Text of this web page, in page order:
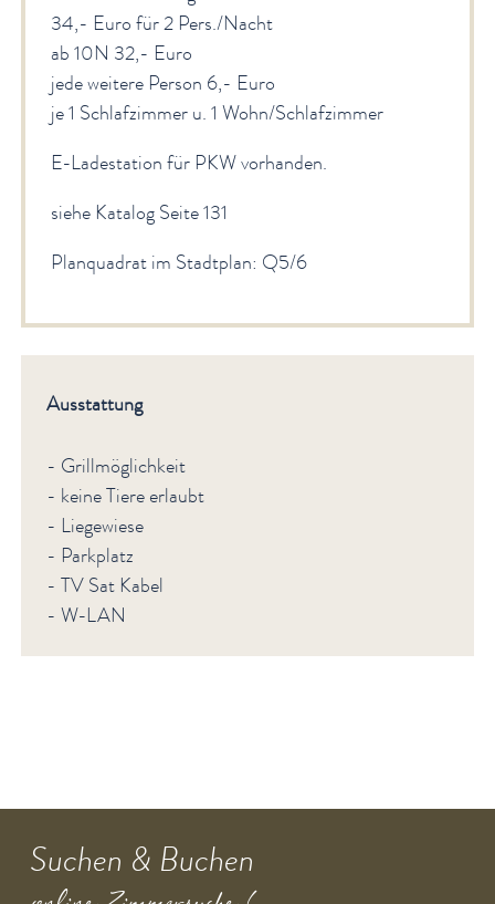
34,- Euro für 2 Pers./Nacht
ab 10N 32,- Euro
jede weitere Person 6,- Euro
je 1 Schlafzimmer u. 1 Wohn/Schlafzimmer
E-Ladestation für PKW vorhanden.
siehe Katalog Seite 131
Planquadrat im Stadtplan: Q5/6
Ausstattung
- Grillmöglichkeit
- keine Tiere erlaubt
- Liegewiese
- Parkplatz
- TV Sat Kabel
- W-LAN
Suchen & Buchen